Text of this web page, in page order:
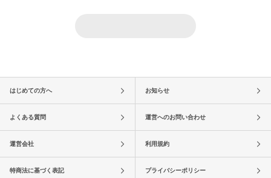
はじめての方へ お知らせ
よくある質問 運営へのお問い合わせ
運営会社 利用規約
特商法に基づく表記 プライバシーポリシー